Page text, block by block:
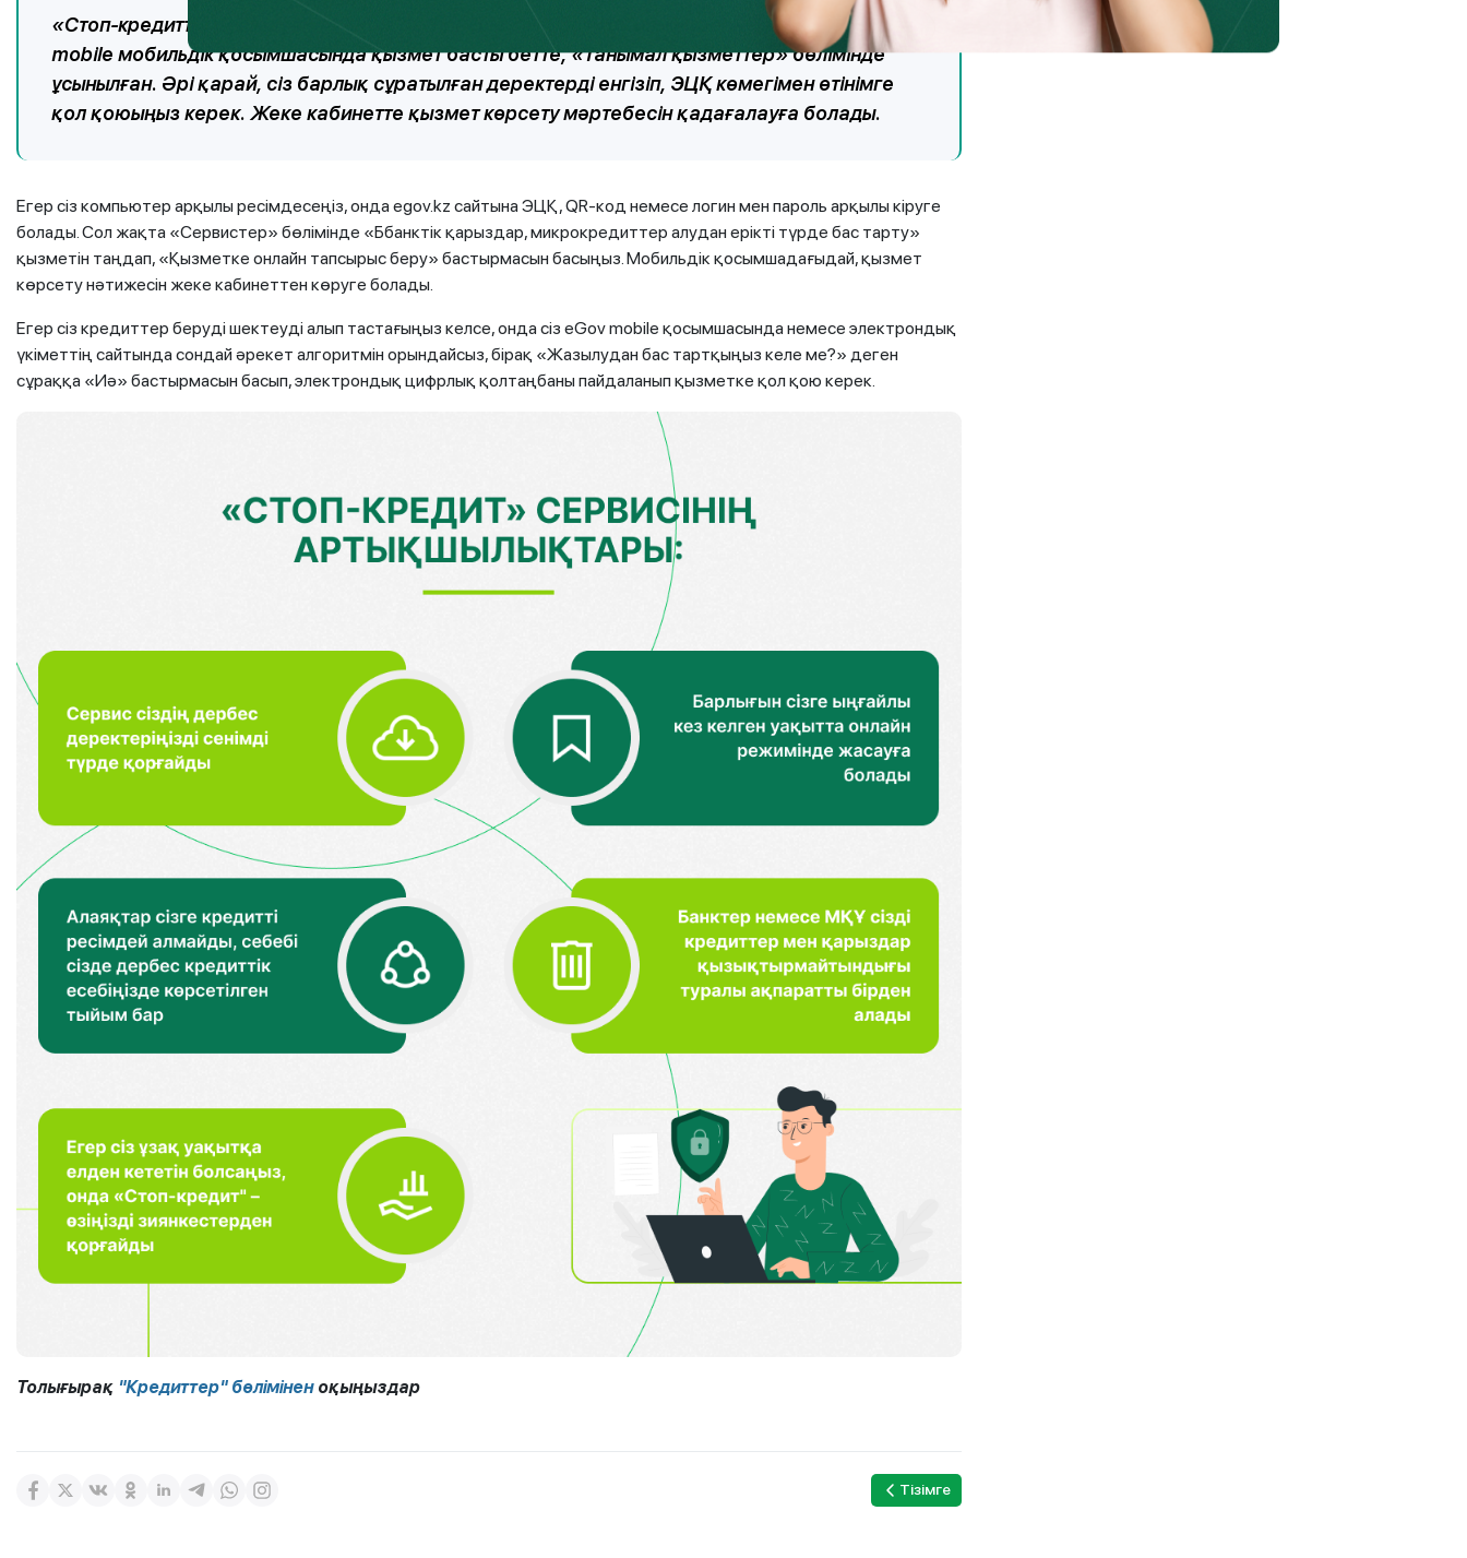
«Стоп-кредитті» ресімдеу өте оңай, ол бірнеше рет басу арқылы жүзеге асырылады: eGov
mobile мобильдік қосымшасында қызмет басты бетте, «Танымал қызметтер» бөлімінде
ұсынылған. Әрі қарай, сіз барлық сұратылған деректерді енгізіп, ЭЦҚ көмегімен өтінімге
қол қоюыңыз керек. Жеке кабинетте қызмет көрсету мәртебесін қадағалауға болады.
Егер сіз компьютер арқылы ресімдесеңіз, онда egov.kz сайтына ЭЦҚ, QR-код немесе логин мен пароль арқылы кіруге
болады. Сол жақта «Сервистер» бөлімінде «Ббанктік қарыздар, микрокредиттер алудан ерікті түрде бас тарту»
қызметін таңдап, «Қызметке онлайн тапсырыс беру» бастырмасын басыңыз. Мобильдік қосымшадағыдай, қызмет
көрсету нәтижесін жеке кабинеттен көруге болады.
Егер сіз кредиттер беруді шектеуді алып тастағыңыз келсе, онда сіз eGov mobile қосымшасында немесе электрондық
үкіметтің сайтында сондай әрекет алгоритмін орындайсыз, бірақ «Жазылудан бас тартқыңыз келе ме?» деген
сұраққа «Иә» бастырмасын басып, электрондық цифрлық қолтаңбаны пайдаланып қызметке қол қою керек.
Толығырақ "Кредиттер" бөлімінен оқыңыздар
Тізімге